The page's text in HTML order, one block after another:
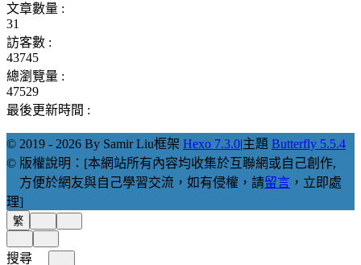
文章數量 :
31
訪客數 :
43745
總瀏覽量 :
47529
最後更新時間 :
© 2019 - 2026 By Samir Liu框架 Hexo 7.3.0|主題 Butterfly 5.5.4
© 版權說明：[本網站所有內容均收集於互聯網或自己創作,
方便於網友與自己學習交流，如有侵權，請留言 ，立即處
理]
繁
搜尋